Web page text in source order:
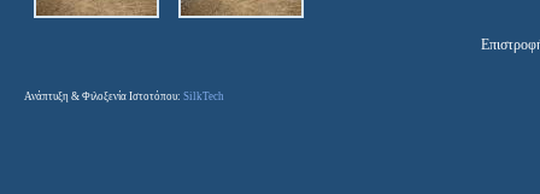
Ανάπτυξη & Φιλοξενία Ιστοτόπου: SilkTech